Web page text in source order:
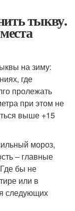
тыкву.
на зиму:
где
пролежать
при этом не
выше +15
мороз,
– главные
бы не
или в
следующих